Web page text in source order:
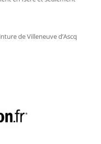
de Villeneuve d’Ascq